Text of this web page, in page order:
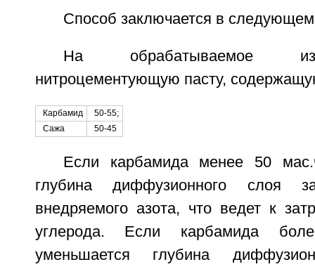
Способ заключается в
На обрабатываемое
нитроцементующую пасту,
Карбамид
50-55;
Сажа
50-45
Если карбамида менее 50
глубина диффузионного слоя
внедряемого азота, что ведет к
углерода. Если карбамида
уменьшается глубина